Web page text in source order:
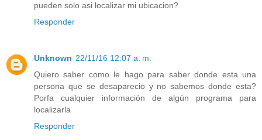
pueden solo asi localizar mi ubicacion?
Responder
Unknown 22/11/16 12:07 a. m.
Quiero saber como le hago para saber donde esta una
persona que se desaparecio y no sabemos donde esta?
Porfa cualquier información de algún programa para
localizarla
Responder